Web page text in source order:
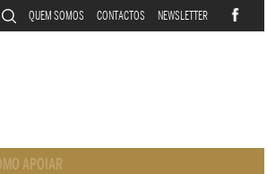
QUEM SOMOS CONTACTOS NEWSLETTER
APOIAR